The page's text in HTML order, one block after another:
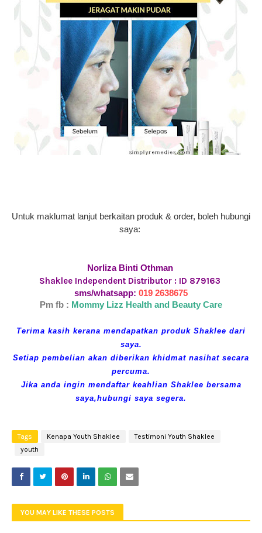
Untuk maklumat lanjut berkaitan produk & order, boleh hubungi
saya:
Norliza Binti Othman
Shaklee Independent Distributor : ID 879163
sms/whatsapp: 019 2638675
Pm fb : Mommy Lizz Health and Beauty Care
Terima kasih kerana mendapatkan produk Shaklee dari
saya.
Setiap pembelian akan diberikan khidmat nasihat secara
percuma.
Jika anda ingin mendaftar keahlian Shaklee bersama
saya,hubungi saya segera.
Tags Kenapa Youth Shaklee
Testimoni Youth Shaklee
youth
YOU MAY LIKE THESE POSTS